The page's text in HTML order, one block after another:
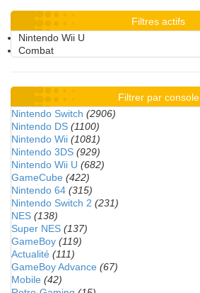
Filtres actifs
Nintendo Wii U
Combat
Filtrer par console
Nintendo Switch (2906)
Nintendo DS (1100)
Nintendo Wii (1081)
Nintendo 3DS (929)
Nintendo Wii U (682)
GameCube (422)
Nintendo 64 (315)
Nintendo Switch 2 (231)
NES (138)
Super NES (137)
GameBoy (119)
Actualité (111)
GameBoy Advance (67)
Mobile (42)